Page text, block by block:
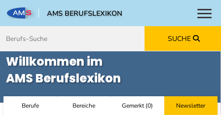
AMS BERUFSLEXIKON
SUCHE
Willkommen im
AMS Berufslexikon
Berufe Bereiche Gemerkt(0) Newsletter